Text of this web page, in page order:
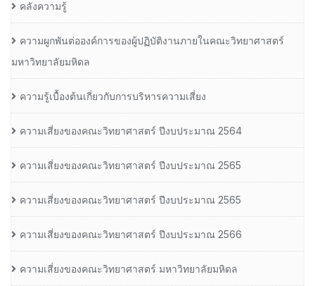
คลังความรู้
ความผูกพันต่อองค์การของผู้ปฏิบัติงานภายในคณะวิทยาศาสตร์
มหาวิทยาลัยมหิดล
ความรู้เบื้องต้นเกี่ยวกับการบริหารความเสี่ยง
ความเสี่ยงของคณะวิทยาศาสตร์ ปีงบประมาณ 2564
ความเสี่ยงของคณะวิทยาศาสตร์ ปีงบประมาณ 2565
ความเสี่ยงของคณะวิทยาศาสตร์ ปีงบประมาณ 2565
ความเสี่ยงของคณะวิทยาศาสตร์ ปีงบประมาณ 2566
ความเสี่ยงของคณะวิทยาศาสตร์ มหาวิทยาลัยมหิดล